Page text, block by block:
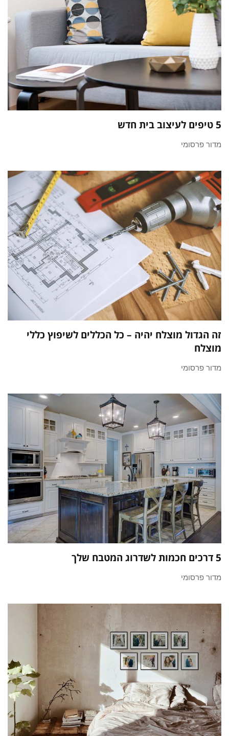
5 טיפים לעיצוב בית חדש
מדור פרסומי
זה הגדול מוצלח יהיה – כל הכללים לשיפוץ כללי
מוצלח
מדור פרסומי
5 דרכים חכמות לשדרוג המטבח שלך
מדור פרסומי